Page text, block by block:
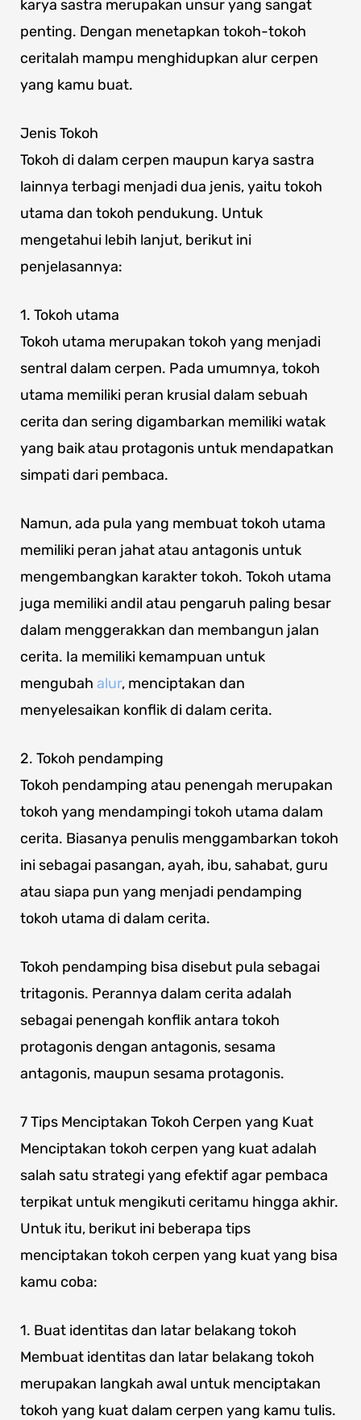
karya sastra merupakan unsur yang sangat
penting. Dengan menetapkan tokoh-tokoh
ceritalah mampu menghidupkan alur cerpen
yang kamu buat.
Jenis Tokoh
Tokoh di dalam cerpen maupun karya sastra
lainnya terbagi menjadi dua jenis, yaitu tokoh
utama dan tokoh pendukung. Untuk
mengetahui lebih lanjut, berikut ini
penjelasannya:
1. Tokoh utama
Tokoh utama merupakan tokoh yang menjadi
sentral dalam cerpen. Pada umumnya, tokoh
utama memiliki peran krusial dalam sebuah
cerita dan sering digambarkan memiliki watak
yang baik atau protagonis untuk mendapatkan
simpati dari pembaca.
Namun, ada pula yang membuat tokoh utama
memiliki peran jahat atau antagonis untuk
mengembangkan karakter tokoh. Tokoh utama
juga memiliki andil atau pengaruh paling besar
dalam menggerakkan dan membangun jalan
cerita. Ia memiliki kemampuan untuk
mengubah alur, menciptakan dan
menyelesaikan konflik di dalam cerita.
2. Tokoh pendamping
Tokoh pendamping atau penengah merupakan
tokoh yang mendampingi tokoh utama dalam
cerita. Biasanya penulis menggambarkan tokoh
ini sebagai pasangan, ayah, ibu, sahabat, guru
atau siapa pun yang menjadi pendamping
tokoh utama di dalam cerita.
Tokoh pendamping bisa disebut pula sebagai
tritagonis. Perannya dalam cerita adalah
sebagai penengah konflik antara tokoh
protagonis dengan antagonis, sesama
antagonis, maupun sesama protagonis.
7 Tips Menciptakan Tokoh Cerpen yang Kuat
Menciptakan tokoh cerpen yang kuat adalah
salah satu strategi yang efektif agar pembaca
terpikat untuk mengikuti ceritamu hingga akhir.
Untuk itu, berikut ini beberapa tips
menciptakan tokoh cerpen yang kuat yang bisa
kamu coba:
1. Buat identitas dan latar belakang tokoh
Membuat identitas dan latar belakang tokoh
merupakan langkah awal untuk menciptakan
tokoh yang kuat dalam cerpen yang kamu tulis.